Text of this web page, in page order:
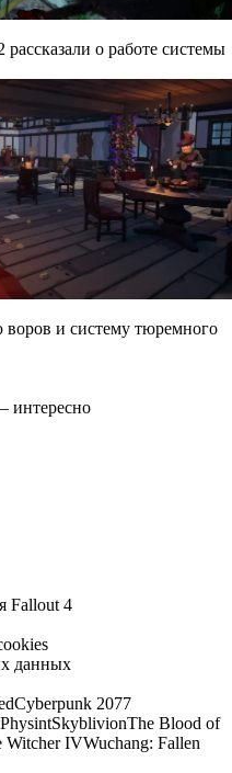
о работе системы
и систему тюремного
интересно
Fallout 4
данных
Cyberpunk 2077
PhysintSkyblivionThe Blood of
Witcher IVWuchang: Fallen